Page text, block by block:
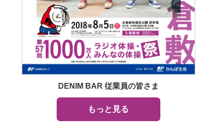
DENIM BAR 従業員の皆さま
もっと見る